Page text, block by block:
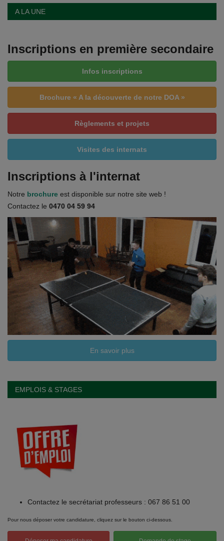
A LA UNE
Inscriptions en première secondaire
Infos inscriptions
Brochure « A la découverte de notre DOA »
Règlements et projets
Visites des internats
Inscriptions à l'internat
Notre brochure est disponible sur notre site web !
Contactez le 0470 04 59 94
En savoir plus
EMPLOIS & STAGES
Contactez le secrétariat professeurs : 067 86 51 00
Pour nous déposer votre candidature, cliquez sur le bouton ci-dessous.